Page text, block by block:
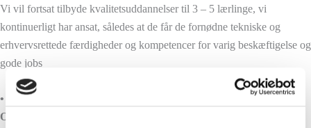
Vi vil fortsat tilbyde kvalitetsuddannelser til 3 – 5 lærlinge, vi
kontinuerligt har ansat, således at de får de fornødne tekniske og
erhvervsrettede færdigheder og kompetencer for varig beskæftigelse og
gode jobs
• Verdensmål nr. 5
Opnå ligestilling mellem kønnene og styrke kvinders og pigers